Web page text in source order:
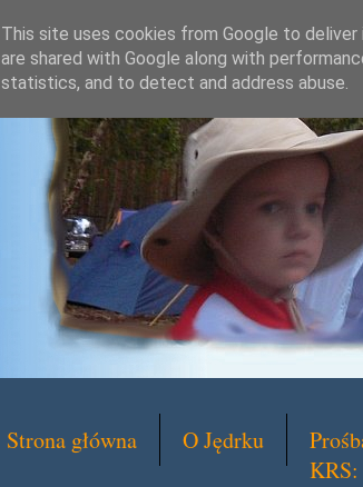
Strona główna O Jędrku
This site uses cookies from Google to
are shared with Google along with
statistics, and to detect and address abuse.